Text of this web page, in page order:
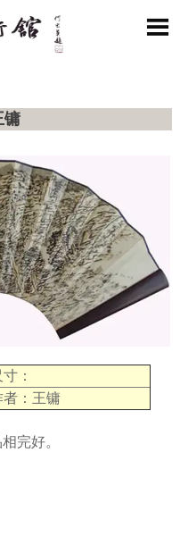

镛
寸：
者：王镛
完好。